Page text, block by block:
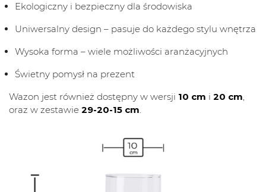
Ekologiczny i bezpieczny dla środowiska
Uniwersalny design – pasuje do każdego stylu wnętrza
Wysoka forma – wiele możliwości aranżacyjnych
Świetny pomysł na prezent
Wazon jest również dostępny w wersji 10 cm i 20 cm,
oraz w zestawie 29-20-15 cm.